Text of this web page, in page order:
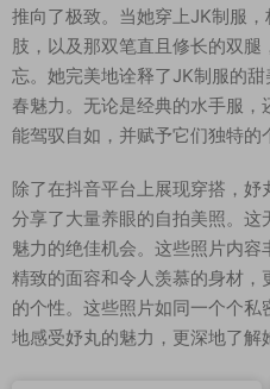
推向了极致。当她穿上JK制服
肢，以及那双笔直且修长的双
忘。她完美地诠释了JK制服的
春魅力。无论是经典的水手服
能驾驭自如，并赋予它们独特的
除了在抖音平台上展现穿搭，妤
分享了大量养眼的自拍美照。
魅力的绝佳机会。这些照片内
精致的面容和令人羡慕的身材
的个性。这些照片如同一个个
地感受妤丸的魅力，更深地了解